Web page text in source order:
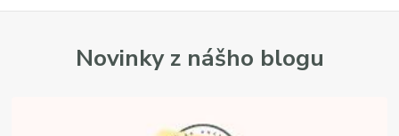
Novinky z nášho blogu